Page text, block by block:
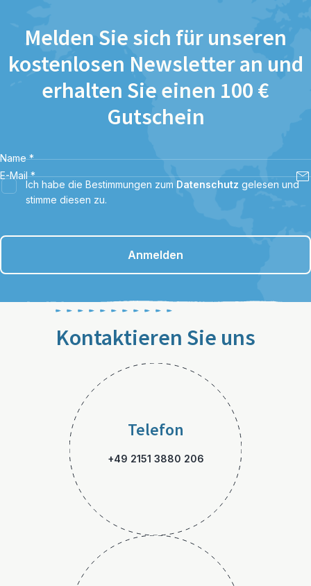
Melden Sie sich für unseren
kostenlosen Newsletter an und
erhalten Sie einen 100 €
Gutschein
Name *
E-Mail *
Ich habe die Bestimmungen zum Datenschutz gelesen und
stimme diesen zu.
Anmelden
Kontaktieren Sie uns
Telefon
+49 2151 3880 206